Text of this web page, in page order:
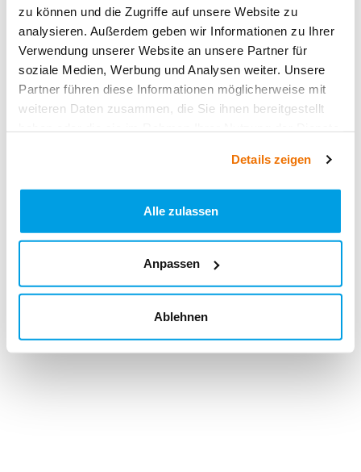
zu können und die Zugriffe auf unsere Website zu
analysieren. Außerdem geben wir Informationen zu Ihrer
Verwendung unserer Website an unsere Partner für
soziale Medien, Werbung und Analysen weiter. Unsere
Partner führen diese Informationen möglicherweise mit
weiteren Daten zusammen, die Sie ihnen bereitgestellt
Details zeigen
Alle zulassen
Anpassen
Ablehnen